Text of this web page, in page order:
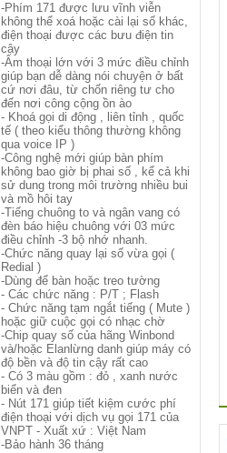
-Phím 171 được lưu vĩnh viễn
không thể xoá hoặc cài lại số khác,
điện thoại được các bưu điện tin
cậy
-Âm thoại lớn với 3 mức điều chỉnh
giúp bạn dễ dàng nói chuyện ở bất
cứ nơi đâu, từ chốn riêng tư cho
đến nơi công cộng ồn ào
- Khoá gọi di động , liên tỉnh , quốc
tế ( theo kiểu thông thường không
qua voice IP )
-Công nghệ mới giúp bàn phím
không bao giờ bị phai số , kể cả khi
sử dung trong môi trường nhiều bui
và mồ hôi tay
-Tiếng chuông to và ngân vang có
đèn báo hiệu chuông với 03 mức
điều chỉnh -3 bộ nhớ nhanh.
-Chức năng quay lại số vừa gọi (
Redial )
-Dùng để bàn hoặc treo tường
- Các chức năng : P/T ; Flash
- Chức năng tạm ngắt tiếng ( Mute )
hoặc giữ cuộc gọi có nhạc chờ
-Chip quay số của hãng Winbond
và/hoặc Elanlừng danh giúp máy có
độ bền và độ tin cậy rất cao
- Có 3 màu gồm : đỏ , xanh nước
biển và đen
- Nút 171 giúp tiết kiệm cước phí
điện thoại với dịch vụ gọi 171 của
VNPT - Xuất xứ : Việt Nam
-Bảo hành 36 tháng